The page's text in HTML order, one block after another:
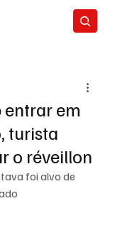
em
turista
o réveillon
foi alvo de